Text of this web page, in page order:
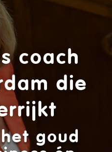
coach
die
goud